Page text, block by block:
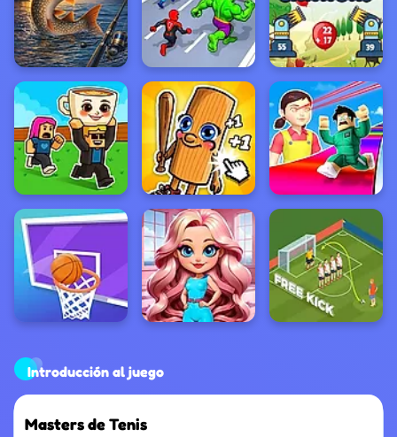
Introducción al juego
Masters de Tenis